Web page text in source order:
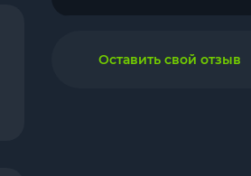
Оставить свой отзыв